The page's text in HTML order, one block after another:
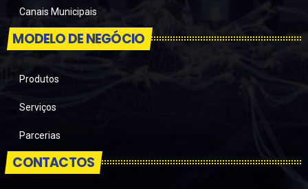
Canais Municipais
MODELO DE NEGÓCIO
Produtos
Serviços
Parcerias
CONTACTOS